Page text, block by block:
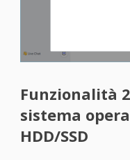
Funzionalità
sistema
HDD/SSD